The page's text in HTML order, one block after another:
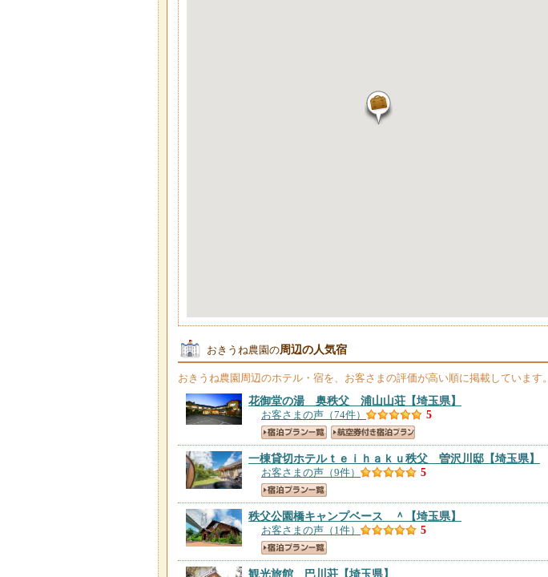
おきうね農園の周辺の人気宿
おきうね農園 周辺のホテル・宿を、お客さまの評価が高い順に掲載しています。
花御堂の湯 奥秩父 浦山山荘 【埼玉県】
お客さまの声（74件） 5
一棟貸切ホテルｔｅｉｈａｋｕ秩父 曽沢川邸 【埼玉県】
お客さまの声（9件） 5
秩父公園橋キャンプベース ＾ 【埼玉県】
お客さまの声（1件） 5
観光旅館 巴川荘 【埼玉県】